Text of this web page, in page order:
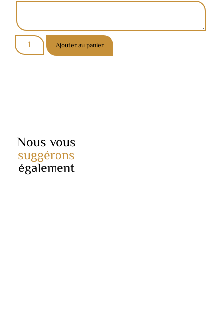
Ajouter au panier
Nous vous
suggérons
également